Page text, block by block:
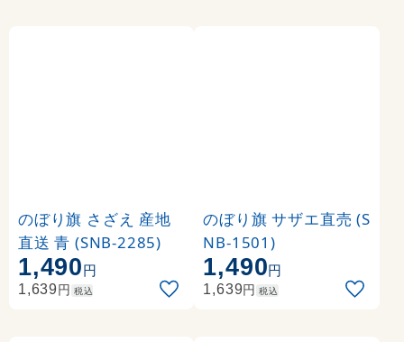
のぼり旗 さざえ 産地
直送 青 (SNB-2285)
1,490円
1,639円 税込
のぼり旗 サザエ直売 (S
NB-1501)
1,490円
1,639円 税込